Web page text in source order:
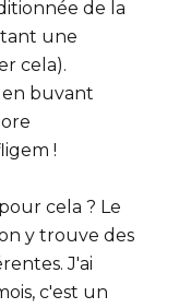
de la
une
cela).
en buvant
!
cela ? Le
y trouve des
J'ai
c'est un